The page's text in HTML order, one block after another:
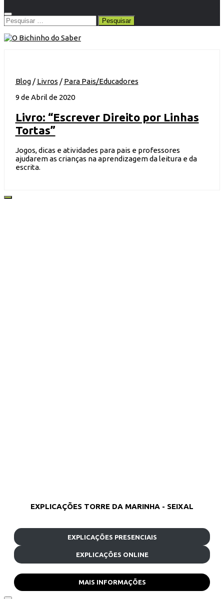
Pesquisar
por:
Blog/ Livros / Para Pais/Educadores
9 de Abril de 2020
Livro: “Escrever Direito por Linhas
Tortas”
Jogos, dicas e atividades para pais e professores
ajudarem as crianças na aprendizagem da leitura e da
escrita.
EXPLICAÇÕES TORRE DA MARINHA - SEIXAL
EXPLICAÇÕES PRESENCIAIS
EXPLICAÇÕES ONLINE
MAIS INFORMAÇÕES